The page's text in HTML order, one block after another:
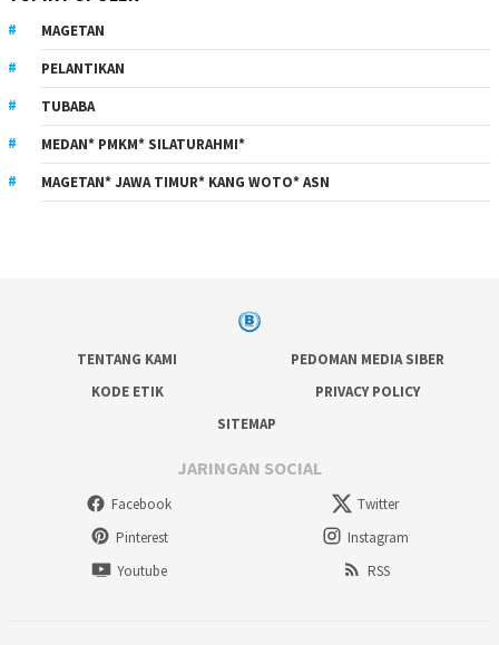
MAGETAN
PELANTIKAN
TUBABA
MEDAN* PMKM* SILATURAHMI*
MAGETAN* JAWA TIMUR* KANG WOTO* ASN
TENTANG KAMI
PEDOMAN MEDIA SIBER
KODE ETIK
PRIVACY POLICY
SITEMAP
JARINGAN SOCIAL
Facebook
Twitter
Pinterest
Instagram
Youtube
RSS